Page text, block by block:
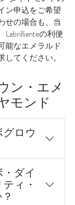
ン申込をご希望
せの場合も、当
の利便
能なエメラルド
てください。
ン・エメ
モンド
ロウ
ダイ
ィ・